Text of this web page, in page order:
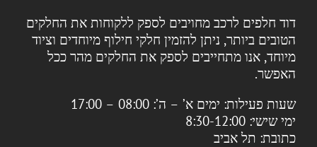
דוד חלפים לרכב מחויבים לספק ללקוחות את החלקים
הטובים ביותר, ניתן להזמין חלקי חילוף מיוחדים וציוד
מיוחד, אנו מתחייבים לספק את החלקים מהר ככל
האפשר.
שעות פעילות: ימים א’ – ה’: 08:00 – 17:00
ימי שישי: 8:30-12:00
כתובת: תל אביב